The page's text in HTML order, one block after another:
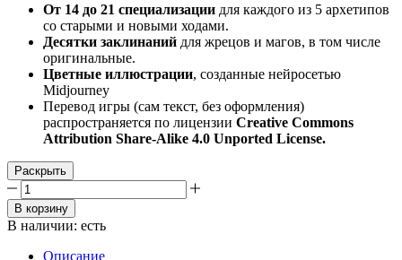
От 14 до 21 специализации для каждого из 5 архетипов
со старыми и новыми ходами.
Десятки заклинаний для жрецов и магов, в том числе
оригинальные.
Цветные иллюстрации, созданные нейросетью
Midjourney
Перевод игры (сам текст, без оформления)
распространяется по лицензии Creative Commons
Attribution Share-Alike 4.0 Unported License.
Раскрыть
Количество
товара
Class
Warfare
(Классовая
В корзину
В наличии: есть
Описание